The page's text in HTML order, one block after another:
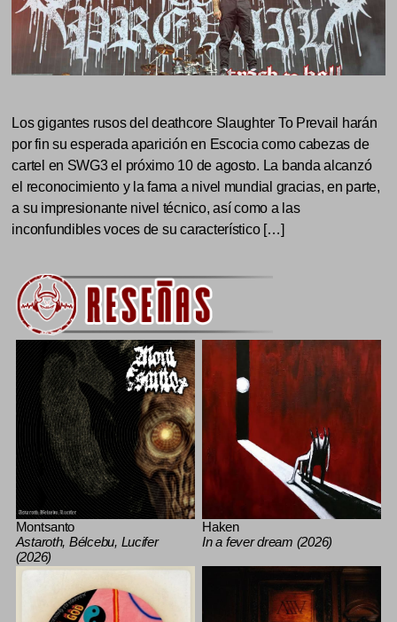
Los gigantes rusos del deathcore Slaughter To Prevail harán
por fin su esperada aparición en Escocia como cabezas de
cartel en SWG3 el próximo 10 de agosto. La banda alcanzó
el reconocimiento y la fama a nivel mundial gracias, en parte,
a su impresionante nivel técnico, así como a las
inconfundibles voces de su característico […]
Montsanto
Astaroth, Bélcebu, Lucifer
(2026)
Haken
In a fever dream (2026)